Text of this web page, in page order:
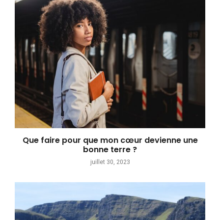
Que faire pour que mon cœur devienne une
bonne terre ?
juillet 30, 2023